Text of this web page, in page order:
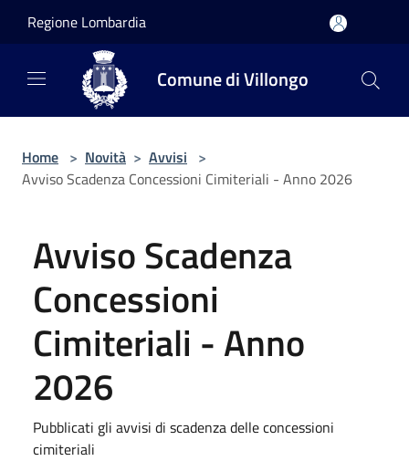
Regione Lombardia
Comune di Villongo
Home > Novità > Avvisi >
Avviso Scadenza Concessioni Cimiteriali - Anno 2026
Avviso Scadenza
Concessioni
Cimiteriali - Anno
2026
Pubblicati gli avvisi di scadenza delle concessioni
cimiteriali